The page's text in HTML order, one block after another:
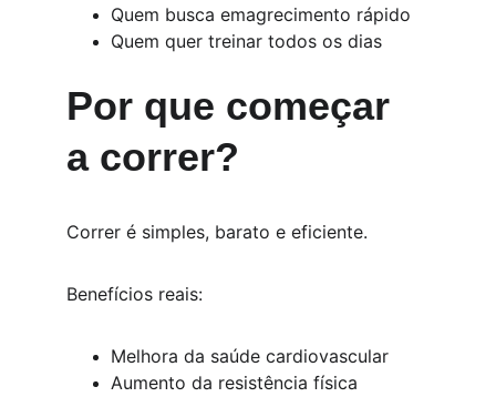
Quem busca emagrecimento rápido
Quem quer treinar todos os dias
Por que começar
a correr?
Correr é simples, barato e eficiente.
Benefícios reais:
Melhora da saúde cardiovascular
Aumento da resistência física